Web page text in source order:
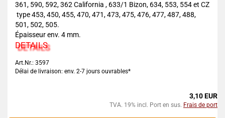
361, 590, 592, 362 California , 633/1 Bizon, 634, 553, 554 et CZ
type 453, 450, 455, 470, 471, 473, 475, 476, 477, 487, 488,
501, 502, 505.
Épaisseur env. 4 mm.
DETAILS
Art.Nr.: 3597
Délai de livraison: env. 2-7 jours ouvrables*
3,10 EUR
TVA. 19% incl. Port en sus. Frais de port